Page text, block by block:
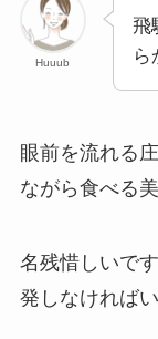
Huuub
飛
ら
眼前を流れる
ながら食べる
名残惜しいで
発しなければ